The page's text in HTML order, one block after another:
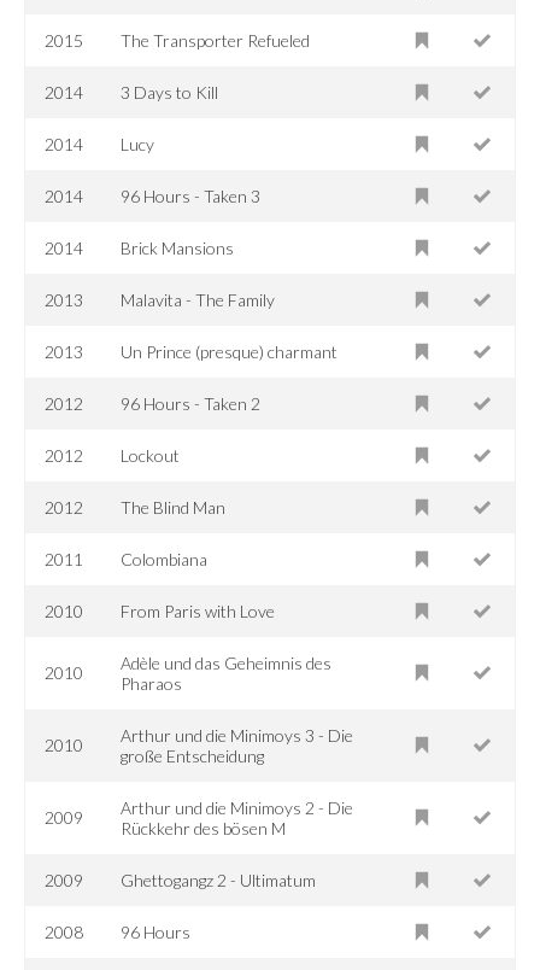
2015 The Transporter Refueled
2014 3 Days to Kill
2014 Lucy
2014 96 Hours - Taken 3
2014 Brick Mansions
2013 Malavita - The Family
2013 Un Prince (presque) charmant
2012 96 Hours - Taken 2
2012 Lockout
2012 The Blind Man
2011 Colombiana
2010 From Paris with Love
2010
Adèle und das Geheimnis des
Pharaos
2010
Arthur und die Minimoys 3 - Die
große Entscheidung
2009
Arthur und die Minimoys 2 - Die
Rückkehr des bösen M
2009 Ghettogangz 2 - Ultimatum
2008 96 Hours